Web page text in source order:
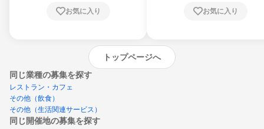
お気に入り お気に入り
トップページへ
同じ業種の募集を探す
レストラン・カフェ
その他（飲食）
その他（生活関連サービス）
同じ開催地の募集を探す